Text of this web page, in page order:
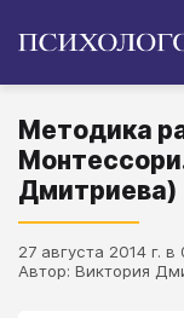
Методика
Дмитриева)
27 августа 2014 г. в
Автор: Виктория